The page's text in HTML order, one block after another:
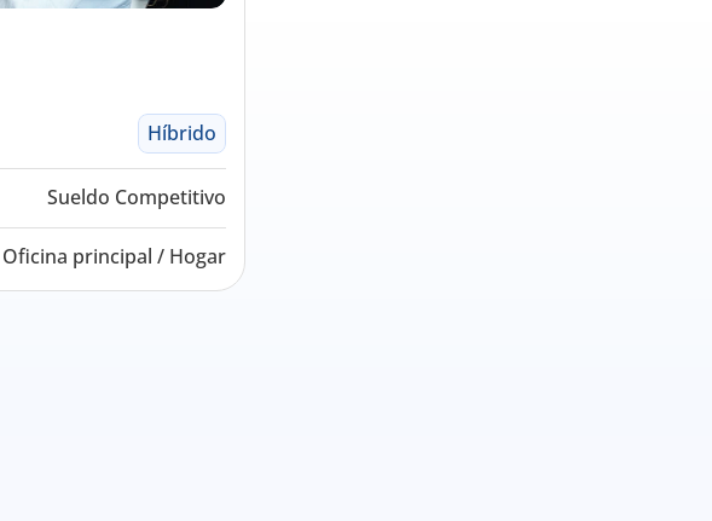
Híbrido
Sueldo Competitivo
Oficina principal / Hogar